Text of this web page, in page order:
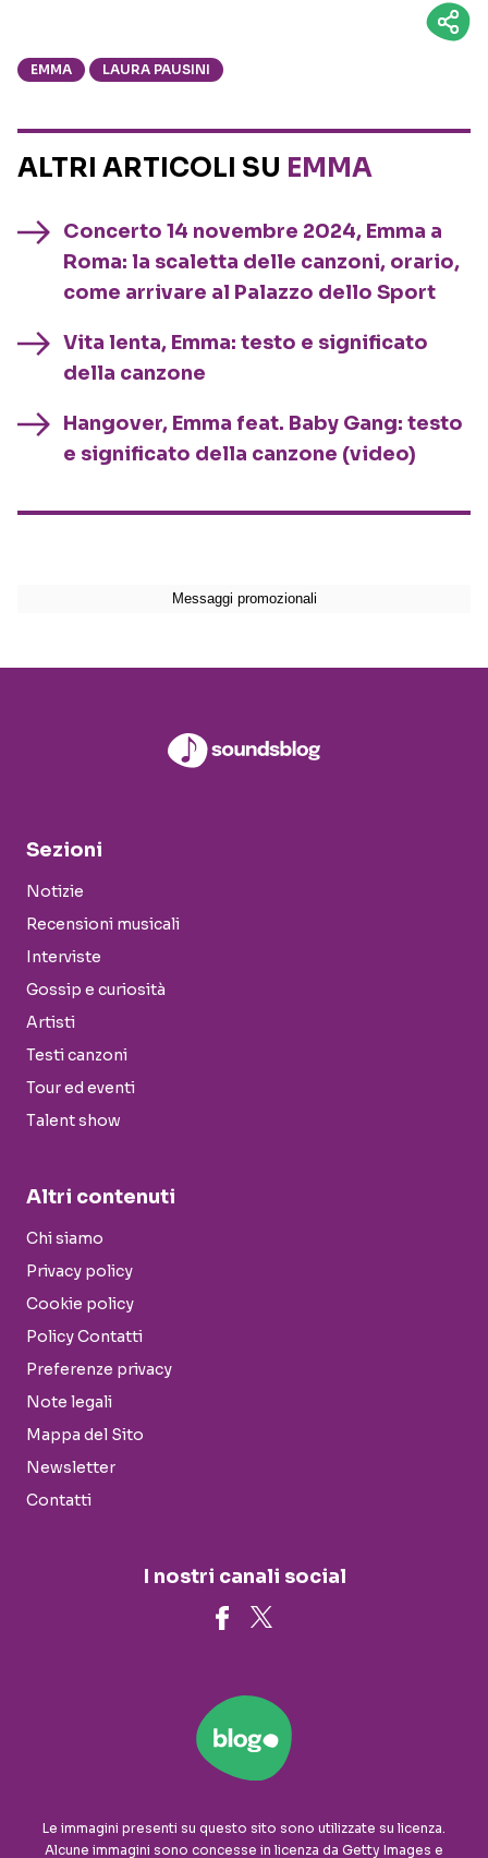
EMMA LAURA PAUSINI
ALTRI ARTICOLI SU EMMA
Concerto 14 novembre 2024, Emma a
Roma: la scaletta delle canzoni, orario,
come arrivare al Palazzo dello Sport
Vita lenta, Emma: testo e significato
della canzone
Hangover, Emma feat. Baby Gang: testo
e significato della canzone (video)
Sezioni
Notizie
Recensioni musicali
Interviste
Gossip e curiosità
Artisti
Testi canzoni
Tour ed eventi
Talent show
Altri contenuti
Chi siamo
Privacy policy
Cookie policy
Policy Contatti
Preferenze privacy
Note legali
Mappa del Sito
Newsletter
Contatti
I nostri canali social
Le immagini presenti su questo sito sono utilizzate su licenza.
Alcune immagini sono concesse in licenza da Getty Images e